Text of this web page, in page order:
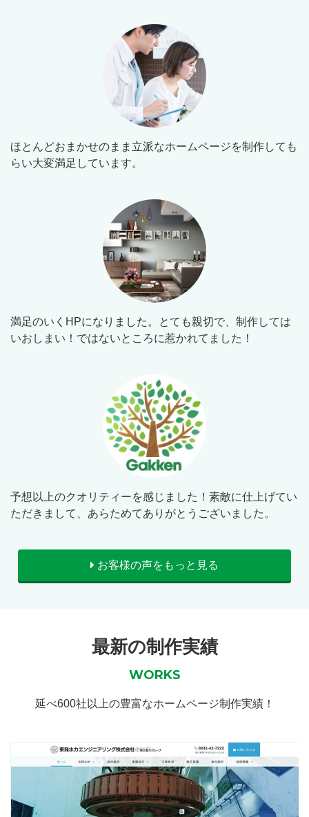
ほとんどおまかせのまま立派なホームページを制作しても
らい大変満足しています。
満足のいくHPになりました。とても親切で、制作しては
いおしまい！ではないところに惹かれてました！
予想以上のクオリティーを感じました！素敵に仕上げてい
ただきまして、あらためてありがとうございました。
お客様の声をもっと見る
最新の制作実績
WORKS
延べ600社以上の豊富なホームページ制作実績！